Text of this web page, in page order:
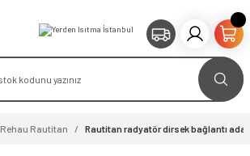
Rehau Rautitan Rautitan radyatör dirsek bağlantı